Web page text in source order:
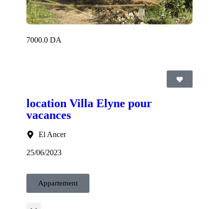
7000.0 DA
location Villa Elyne pour
vacances
El Ancer
25/06/2023
Appartement